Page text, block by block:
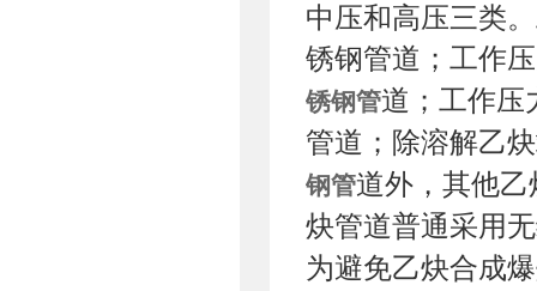
中压和高压三类
锈钢管道；工作
锈钢管道；工作压
管道；除溶解乙
钢管道外，其他
炔管道普通采用
为避免乙炔合成